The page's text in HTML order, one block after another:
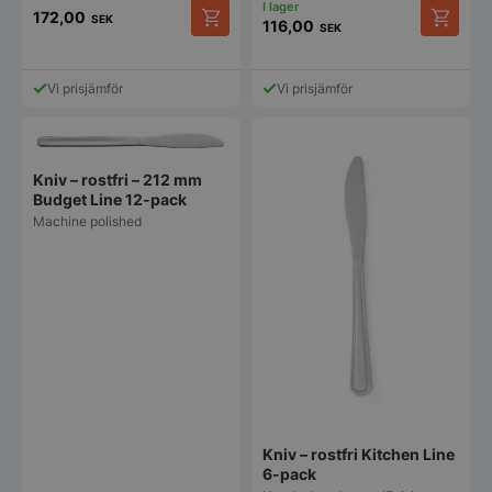
172,00 SEK
Vi prisjämför
116,00 SEK
Vi prisjämför
Kniv – rostfri – 212 mm
Budget Line 12-pack
Machine polished
Kniv – rostfri Kitchen Line
6-pack
VISITOR_PRIVACY_METADATA
YouTube
.youtube.com